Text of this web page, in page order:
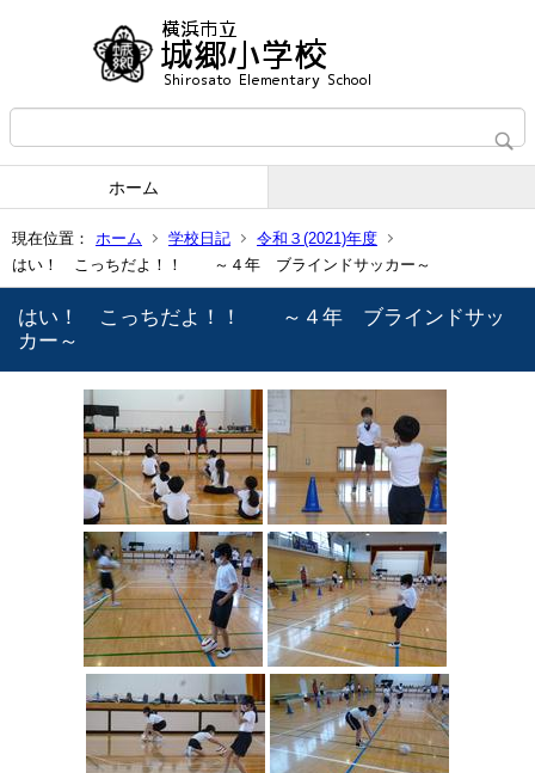
ホーム
現在位置： ホーム 学校日記
令和３(2021)年度
はい！ こっちだよ！！ ～４年 ブラインドサッカー～
はい！ こっちだよ！！ ～４年 ブラインドサッ
カー～